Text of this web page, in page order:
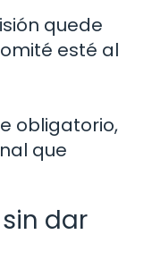
quede
esté al
obligatorio,
que
dar